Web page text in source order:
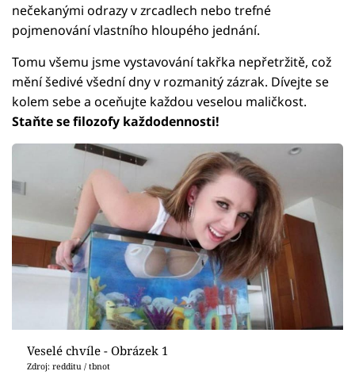
nečekanými odrazy v zrcadlech nebo trefné
pojmenování vlastního hloupého jednání.
Tomu všemu jsme vystavování takřka nepřetržitě, což
mění šedivé všední dny v rozmanitý zázrak. Dívejte se
kolem sebe a oceňujte každou veselou maličkost.
Staňte se filozofy každodennosti!
Veselé chvíle - Obrázek 1
Zdroj: redditu / tbnot